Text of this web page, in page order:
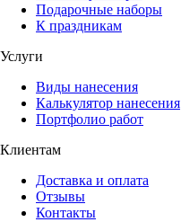
Подарочные наборы
К праздникам
Услуги
Виды нанесения
Калькулятор нанесения
Портфолио работ
Клиентам
Доставка и оплата
Отзывы
Контакты